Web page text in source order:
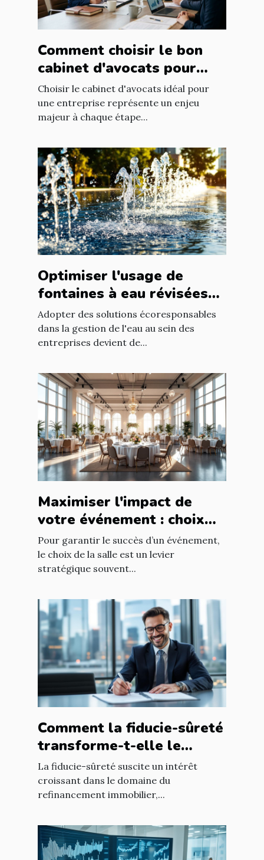
Comment choisir le bon
cabinet d'avocats pour
votre entreprise ?
Choisir le cabinet d'avocats idéal pour
une entreprise représente un enjeu
majeur à chaque étape...
Optimiser l'usage de
fontaines à eau révisées
pour économies durables
Adopter des solutions écoresponsables
dans la gestion de l'eau au sein des
entreprises devient de...
Maximiser l'impact de
votre événement : choix
stratégique de la salle
Pour garantir le succès d’un événement,
le choix de la salle est un levier
stratégique souvent...
Comment la fiducie-sûreté
transforme-t-elle le
refinancement immobilier
?
La fiducie-sûreté suscite un intérêt
croissant dans le domaine du
refinancement immobilier,...